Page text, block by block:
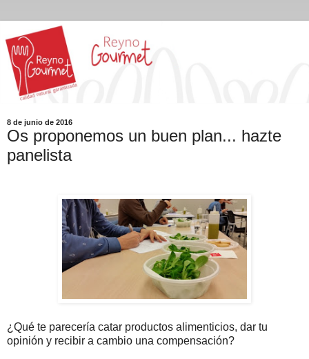
8 de junio de 2016
Os proponemos un buen plan... hazte
panelista
¿Qué te parecería catar productos alimenticios, dar tu
opinión y recibir a cambio una compensación?